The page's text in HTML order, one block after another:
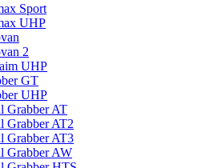
Sport
UHP
2
UHP
GT
UHP
Grabber AT
Grabber AT2
Grabber AT3
Grabber AW